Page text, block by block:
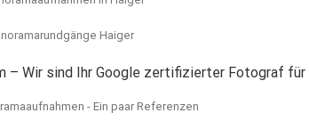
– Wir sind Ihr Google zertifizierter Fotograf